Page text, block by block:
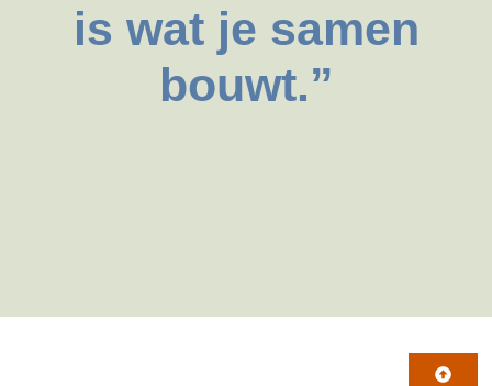
is wat je samen
bouwt.”